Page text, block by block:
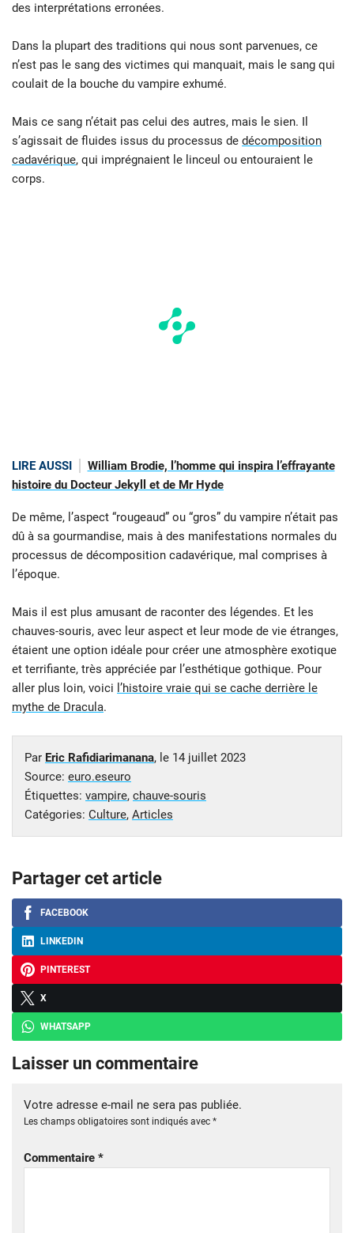
des interprétations erronées.
Dans la plupart des traditions qui nous sont parvenues, ce
n’est pas le sang des victimes qui manquait, mais le sang qui
coulait de la bouche du vampire exhumé.
Mais ce sang n’était pas celui des autres, mais le sien. Il
s’agissait de fluides issus du processus de décomposition
cadavérique, qui imprégnaient le linceul ou entouraient le
corps.
LIRE AUSSI
William Brodie, l’homme qui inspira l’effrayante
histoire du Docteur Jekyll et de Mr Hyde
De même, l’aspect “rougeaud” ou “gros” du vampire n’était pas
dû à sa gourmandise, mais à des manifestations normales du
processus de décomposition cadavérique, mal comprises à
l’époque.
Mais il est plus amusant de raconter des légendes. Et les
chauves-souris, avec leur aspect et leur mode de vie étranges,
étaient une option idéale pour créer une atmosphère exotique
et terrifiante, très appréciée par l’esthétique gothique. Pour
aller plus loin, voici l’histoire vraie qui se cache derrière le
mythe de Dracula.
Par Eric Rafidiarimanana, le 14 juillet 2023
Source: euro.eseuro
Étiquettes: vampire, chauve-souris
Catégories: Culture, Articles
Partager cet article
FACEBOOK
LINKEDIN
PINTEREST
X
WHATSAPP
Laisser un commentaire
Votre adresse e-mail ne sera pas publiée.
Les champs obligatoires sont indiqués avec *
Commentaire *